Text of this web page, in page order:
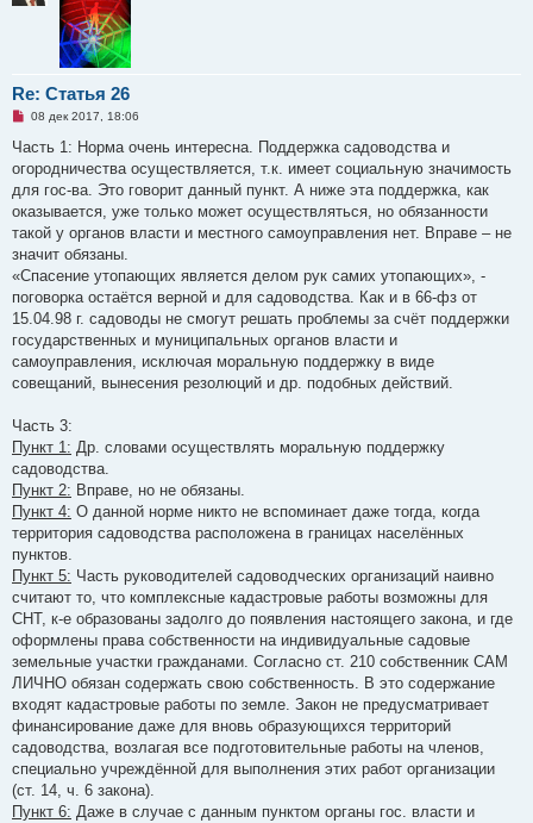
Re: Статья 26
Н
п
о
ч
т
а
н
о
с
о
б
щ
н
08 дек 2017, 18:06
Часть 1: Норма очень интересна. Поддержка садоводства и
огородничества осуществляется, т.к. имеет социальную значимость
для гос-ва. Это говорит данный пункт. А ниже эта поддержка, как
оказывается, уже только может осуществляться, но обязанности
такой у органов власти и местного самоуправления нет. Вправе – не
значит обязаны.
«Спасение утопающих является делом рук самих утопающих», -
поговорка остаётся верной и для садоводства. Как и в 66-фз от
15.04.98 г. садоводы не смогут решать проблемы за счёт поддержки
государственных и муниципальных органов власти и
самоуправления, исключая моральную поддержку в виде
совещаний, вынесения резолюций и др. подобных действий.
Часть 3:
Пункт 1: Др. словами осуществлять моральную поддержку
садоводства.
Пункт 2: Вправе, но не обязаны.
Пункт 4: О данной норме никто не вспоминает даже тогда, когда
территория садоводства расположена в границах населённых
пунктов.
Пункт 5: Часть руководителей садоводческих организаций наивно
считают то, что комплексные кадастровые работы возможны для
СНТ, к-е образованы задолго до появления настоящего закона, и где
оформлены права собственности на индивидуальные садовые
земельные участки гражданами. Согласно ст. 210 собственник САМ
ЛИЧНО обязан содержать свою собственность. В это содержание
входят кадастровые работы по земле. Закон не предусматривает
финансирование даже для вновь образующихся территорий
садоводства, возлагая все подготовительные работы на членов,
специально учреждённой для выполнения этих работ организации
(ст. 14, ч. 6 закона).
Пункт 6: Даже в случае с данным пунктом органы гос. власти и